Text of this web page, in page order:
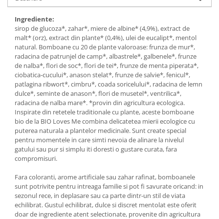
Budinca bio
Indulcitori bio
Inghetata bio si decoratiuni
Ingrediente bio pentru copt
Masline bio si antipasti
Antipasti bio
Masline bio
Pesto bio
Musli si terci
Fulgi din cereale bio
Musli bio
Terci bio
Orez bio si leguminoase
Legume bio
Legume bio in conserva
Orez bio
Ingrediente:
sirop de glucoza*, zahar*, miere de albine* (4,9%), extract de
malt* (orz), extract din plante* (0,4%), ulei de eucalipt*, mentol
natural. Bomboane cu 20 de plante valoroase: frunza de mur*,
radacina de patrunjel de camp*, albastrele*, galbenele*, frunze
de nalba*, flori de soc*, flori de tei*, frunze de menta piperata*,
ciobatica-cucului*, anason stelat*, frunze de salvie*, fenicul*,
patlagina ribwort*, cimbru*, coada soricelului*, radacina de lemn
dulce*, seminte de anason*, flori de musetel*, ventrilica*,
radacina de nalba mare*. *provin din agricultura ecologica.
Inspirate din retetele traditionale cu plante, aceste bomboane
bio de la BIO Loves Me combina delicatetea mierii ecologice cu
puterea naturala a plantelor medicinale. Sunt create special
pentru momentele in care simti nevoia de alinare la nivelul
gatului sau pur si simplu iti doresti o gustare curata, fara
compromisuri.
Fara coloranti, arome artificiale sau zahar rafinat, bomboanele
sunt potrivite pentru intreaga familie si pot fi savurate oricand: in
sezonul rece, in deplasare sau ca parte dintr-un stil de viata
echilibrat. Gustul echilibrat, dulce si discret mentolat este oferit
doar de ingrediente atent selectionate, provenite din agricultura